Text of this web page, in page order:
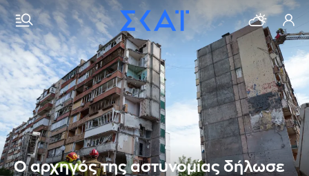
Ο αρχηγός της αστυνομίας δήλωσε